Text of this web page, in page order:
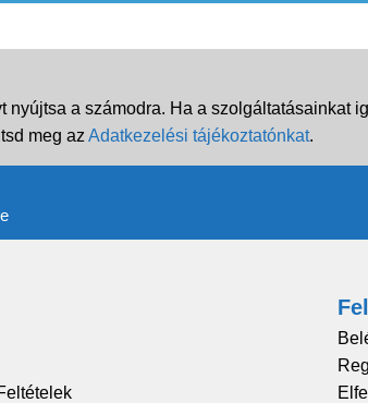
a számodra. Ha a szolgáltatásainkat
meg az Adatkezelési tájékoztatónkat.